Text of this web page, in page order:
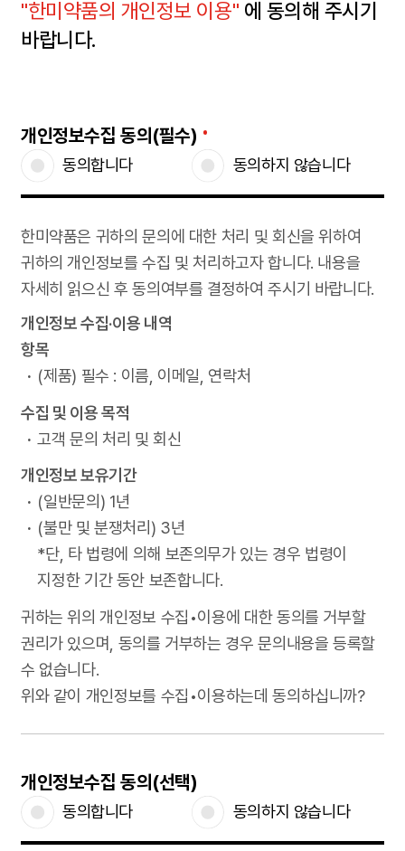
"한미약품의 개인정보 이용" 에 동의해 주시기
바랍니다.
개인정보수집 동의(필수)
동의합니다 동의하지 않습니다
한미약품은 귀하의 문의에 대한 처리 및 회신을 위하여
귀하의 개인정보를 수집 및 처리하고자 합니다. 내용을
자세히 읽으신 후 동의여부를 결정하여 주시기 바랍니다.
개인정보 수집·이용 내역
항목
(제품) 필수 : 이름, 이메일, 연락처
수집 및 이용 목적
고객 문의 처리 및 회신
개인정보 보유기간
(일반문의) 1년
(불만 및 분쟁처리) 3년
*단, 타 법령에 의해 보존의무가 있는 경우 법령이
지정한 기간 동안 보존합니다.
귀하는 위의 개인정보 수집•이용에 대한 동의를 거부할
권리가 있으며, 동의를 거부하는 경우 문의내용을 등록할
수 없습니다.
위와 같이 개인정보를 수집•이용하는데 동의하십니까?
개인정보수집 동의(선택)
동의합니다 동의하지 않습니다